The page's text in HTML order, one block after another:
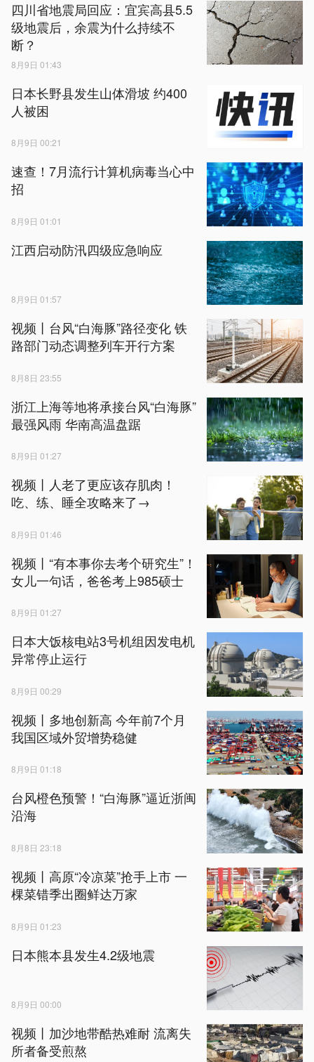
四川省地震局回应：宜宾高县5.5
级地震后，余震为什么持续不
断？
8月9日 01:43
日本长野县发生山体滑坡 约400
人被困
8月9日 00:21
速查！7月流行计算机病毒当心中
招
8月9日 01:01
江西启动防汛四级应急响应
8月9日 01:57
视频丨台风“白海豚”路径变化 铁
路部门动态调整列车开行方案
8月8日 23:55
浙江上海等地将承接台风“白海豚”
最强风雨 华南高温盘踞
8月9日 01:27
视频丨人老了更应该存肌肉！
吃、练、睡全攻略来了→
8月9日 01:46
视频丨“有本事你去考个研究生”！
女儿一句话，爸爸考上985硕士
8月9日 01:27
日本大饭核电站3号机组因发电机
异常停止运行
8月9日 00:29
视频丨多地创新高 今年前7个月
我国区域外贸增势稳健
8月9日 01:18
台风橙色预警！“白海豚”逼近浙闽
沿海
8月8日 23:18
视频丨高原“冷凉菜”抢手上市 一
棵菜错季出圈鲜达万家
8月9日 01:23
日本熊本县发生4.2级地震
8月9日 00:00
视频丨加沙地带酷热难耐 流离失
所者备受煎熬